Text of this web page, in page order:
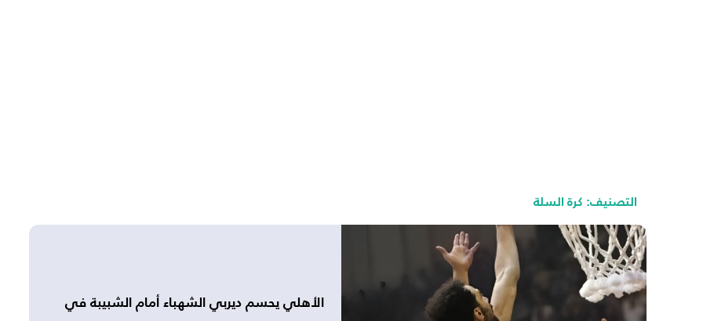
التصنيف: كرة السلة
الأهلي يحسم ديربي الشهباء أمام الشبيبة في